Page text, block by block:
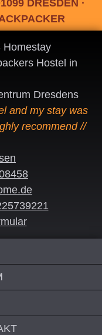
DRESDEN ·
Homestay
Hostel in
Dresdens
and my stay was
recommend //